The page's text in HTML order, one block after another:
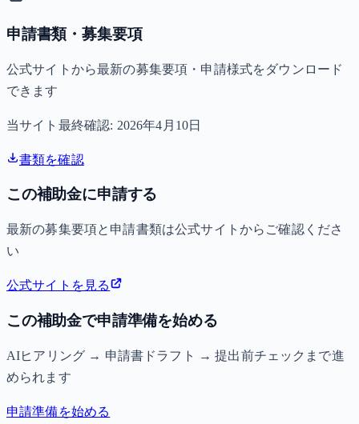
申請書類・募集要項
公式サイトから最新の募集要項・申請様式をダウンロード
できます
当サイト最終確認: 2026年4月10日
書類を確認
この補助金に申請する
最新の募集要項と申請書類は公式サイトからご確認くださ
い
公式サイトを見る
この補助金で申請準備を始める
AIヒアリング → 申請書ドラフト → 提出前チェックまで進
められます
申請準備を始める